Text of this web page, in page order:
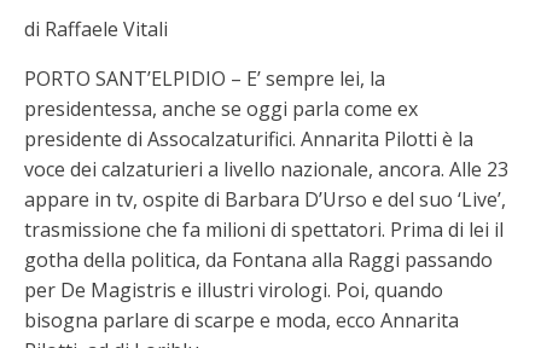
di Raffaele Vitali
PORTO SANT’ELPIDIO – E’ sempre lei, la
presidentessa, anche se oggi parla come ex
presidente di Assocalzaturifici. Annarita Pilotti è la
voce dei calzaturieri a livello nazionale, ancora. Alle 23
appare in tv, ospite di Barbara D’Urso e del suo ‘Live’,
trasmissione che fa milioni di spettatori. Prima di lei il
gotha della politica, da Fontana alla Raggi passando
per De Magistris e illustri virologi. Poi, quando
bisogna parlare di scarpe e moda, ecco Annarita